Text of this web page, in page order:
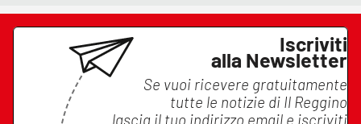
Iscriviti
alla Newsletter
Se vuoi ricevere gratuitamente
tutte le notizie di Il Reggino
lascia il tuo indirizzo email e iscriviti